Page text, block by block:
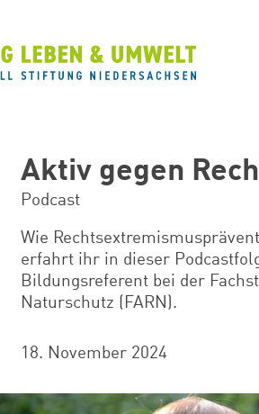
Aktiv gegen
Podcast
Wie
erfahrt ihr in dieser
Bildungsreferent bei der
Naturschutz (FARN).
18. November 2024